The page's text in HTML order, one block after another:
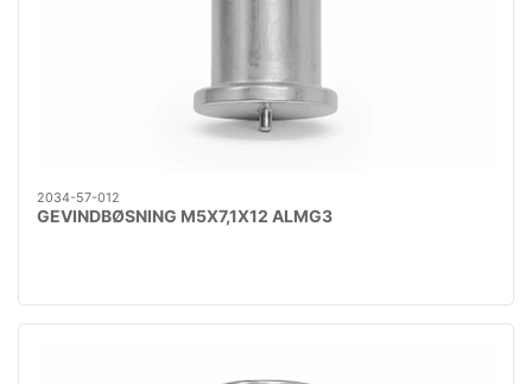
2034-57-012
GEVINDBØSNING M5X7,1X12 ALMG3